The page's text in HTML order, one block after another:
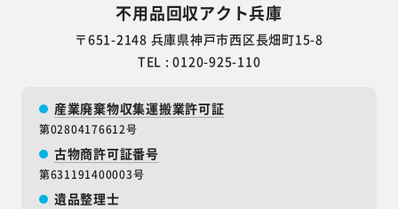
不用品回収アクト兵庫
〒651-2148 兵庫県神戸市西区長畑町15-8
TEL : 0120-925-110
産業廃棄物収集運搬業許可証
第02804176612号
古物商許可証番号
第631191400003号
遺品整理士